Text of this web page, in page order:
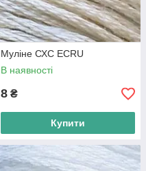
Муліне СХС ECRU
В наявності
8 ₴
Купити